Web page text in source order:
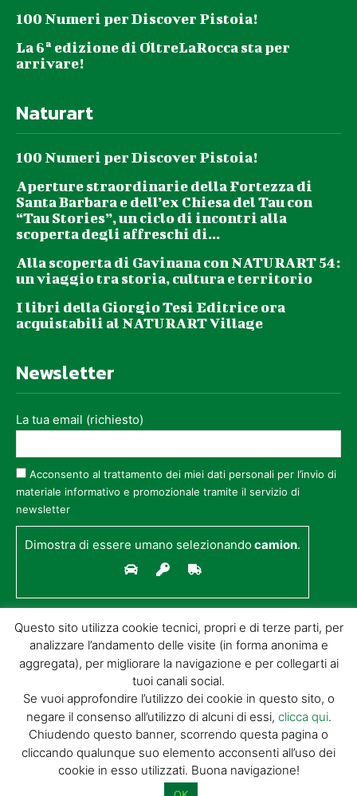
100 Numeri per Discover Pistoia!
La 6ª edizione di OltreLaRocca sta per
arrivare!
Naturart
100 Numeri per Discover Pistoia!
Aperture straordinarie della Fortezza di
Santa Barbara e dell’ex Chiesa del Tau con
“Tau Stories”, un ciclo di incontri alla
scoperta degli affreschi di...
Alla scoperta di Gavinana con NATURART 54:
un viaggio tra storia, cultura e territorio
I libri della Giorgio Tesi Editrice ora
acquistabili al NATURART Village
Newsletter
La tua email (richiesto)
Acconsento al trattamento dei miei dati personali per l’invio di
materiale informativo e promozionale tramite il servizio di
newsletter
Dimostra di essere umano selezionandocamion.
© GIORGIO TESI EDITRICE S.R.L. | P.IVA
01732650476 | VIA DI BADIA 14 – 51100 LOC.
BOTTEGONE (PISTOIA) |POWERED BY
ALLYMIND
Cookie Policy
Condizioni
Questo sito utilizza cookie tecnici, propri e di terze parti, per
analizzare l’andamento delle visite (in forma anonima e
aggregata), per migliorare la navigazione e per collegarti ai
tuoi canali social.
Se vuoi approfondire l’utilizzo dei cookie in questo sito, o
negare il consenso all’utilizzo di alcuni di essi, clicca qui.
Chiudendo questo banner, scorrendo questa pagina o
cliccando qualunque suo elemento acconsenti all’uso dei
cookie in esso utilizzati. Buona navigazione!